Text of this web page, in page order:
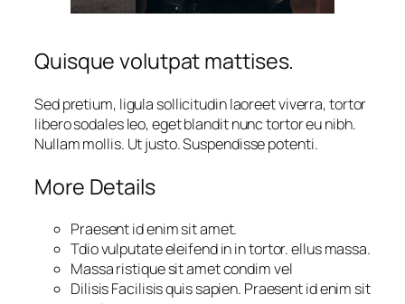
Quisque volutpat mattises.
Sed pretium, ligula sollicitudin laoreet viverra, tortor
libero sodales leo, eget blandit nunc tortor eu nibh.
Nullam mollis. Ut justo. Suspendisse potenti.
More Details
Praesent id enim sit amet.
Tdio vulputate eleifend in in tortor. ellus massa.
Massa ristique sit amet condim vel
Dilisis Facilisis quis sapien. Praesent id enim sit